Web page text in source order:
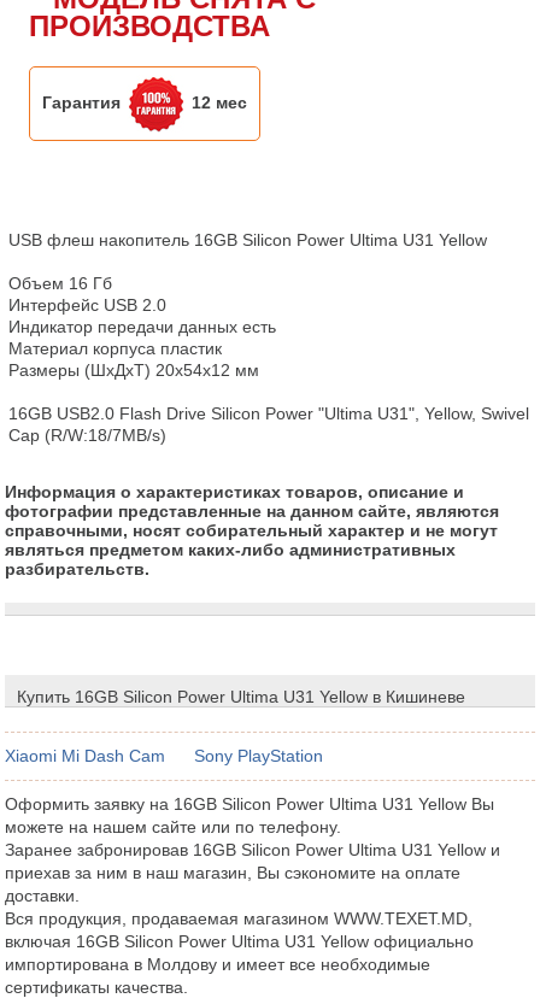
ПРОИЗВОДСТВА
Гарантия 12 мес
USB флеш накопитель 16GB Silicon Power Ultima U31 Yellow
Объем 16 Гб
Интерфейс USB 2.0
Индикатор передачи данных есть
Материал корпуса пластик
Размеры (ШхДхТ) 20x54x12 мм
16GB USB2.0 Flash Drive Silicon Power "Ultima U31", Yellow, Swivel
Cap (R/W:18/7MB/s)
Информация о характеристиках товаров, описание и
фотографии представленные на данном сайте, являются
справочными, носят собирательный характер и не могут
являться предметом каких-либо административных
разбирательств.
Купить 16GB Silicon Power Ultima U31 Yellow в Кишиневе
Xiaomi Mi Dash Cam Sony PlayStation
Оформить заявку на 16GB Silicon Power Ultima U31 Yellow Вы
можете на нашем сайте или по телефону.
Заранее забронировав 16GB Silicon Power Ultima U31 Yellow и
приехав за ним в наш магазин, Вы сэкономите на оплате
доставки.
Вся продукция, продаваемая магазином WWW.TEXET.MD,
включая 16GB Silicon Power Ultima U31 Yellow официально
импортирована в Молдову и имеет все необходимые
сертификаты качества.